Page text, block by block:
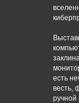
есть
весть,
ручной